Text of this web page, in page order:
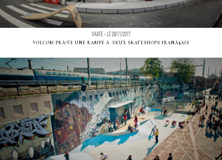
SKATE - LE 28/11/2017
VOLCOM PRÃªTE UNE RAMPE Ã DEUX SKATESHOPS FRANÃ§AIS